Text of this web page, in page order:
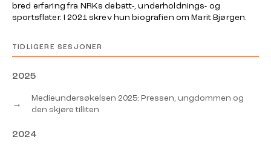
bred erfaring fra NRKs debatt-, underholdnings- og
sportsflater. I 2021 skrev hun biografien om Marit Bjørgen.
TIDLIGERE SESJONER
2025
→
Medieundersøkelsen 2025: Pressen, ungdommen og
den skjøre tilliten
2024